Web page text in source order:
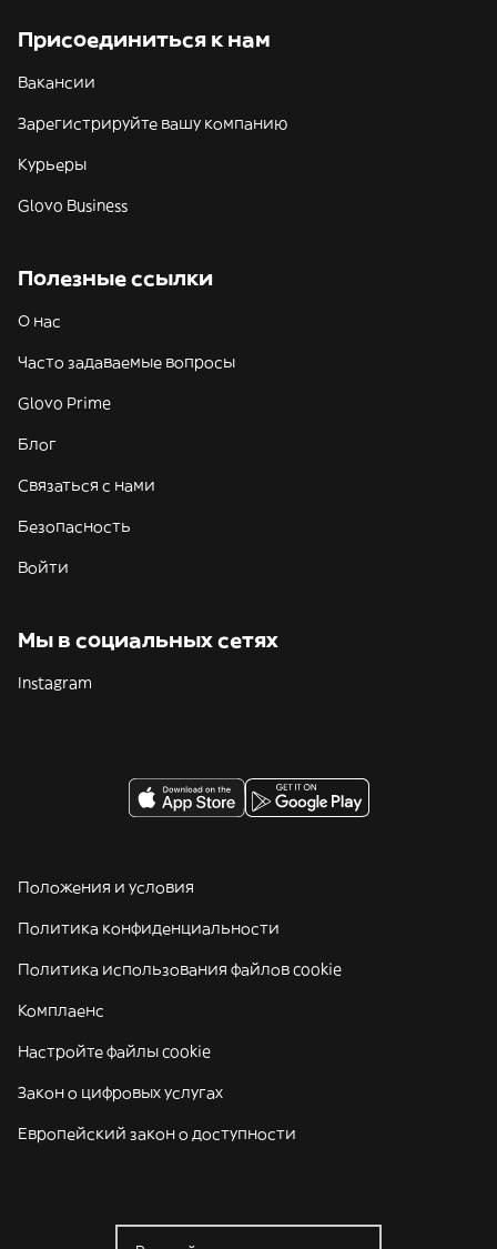
Присоединиться к нам
Вакансии
Зарегистрируйте вашу компанию
Курьеры
Glovo Business
Полезные ссылки
О нас
Часто задаваемые вопросы
Glovo Prime
Блог
Связаться с нами
Безопасность
Войти
Мы в социальных сетях
Instagram
Положения и условия
Политика конфиденциальности
Политика использования файлов cookie
Комплаенс
Настройте файлы cookie
Закон о цифровых услугах
Европейский закон о доступности